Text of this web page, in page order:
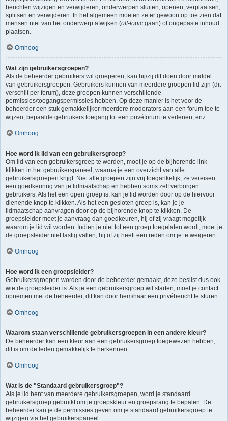
berichten wijzigen en verwijderen; onderwerpen sluiten, openen, verplaatsen,
splitsen en verwijderen. In het algemeen moeten ze er gewoon op toe zien dat
mensen niet van het onderwerp afwijken (off-topic gaan) of ongepaste inhoud
plaatsen.
Omhoog
Wat zijn gebruikersgroepen?
Als de beheerder gebruikers wil groeperen, kan hij/zij dit doen door middel
van gebruikersgroepen. Gebruikers kunnen van meerdere groepen lid zijn (dit
verschilt per forum), deze groepen kunnen verschillende
permissies/toegangspermissies hebben. Op deze manier is het voor de
beheerder een stuk gemakkelijker meerdere moderators aan een forum toe te
wijzen, bepaalde gebruikers toegang tot een privéforum te verlenen, enz.
Omhoog
Hoe word ik lid van een gebruikersgroep?
Om lid van een gebruikersgroep te worden, moet je op de bijhorende link
klikken in het gebruikerspaneel, waarna je een overzicht van alle
gebruikersgroepen krijgt. Niet alle groepen zijn vrij toegankelijk, ze vereisen
een goedkeuring van je lidmaatschap en hebben soms zelf verborgen
gebruikers. Als het een open groep is, kan je lid worden door op de hiervoor
dienende knop te klikken. Als het een gesloten groep is, kan je je
lidmaatschap aanvragen door op de bijhorende knop te klikken. De
groepsleider moet je aanvraag dan goedkeuren, hij of zij vraagt mogelijk
waarom je lid wil worden. Indien je niet tot een groep toegelaten wordt, moet je
de groepsleider niet lastig vallen, hij of zij heeft een reden om je te weigeren.
Omhoog
Hoe word ik een groepsleider?
Gebruikersgroepen worden door de beheerder gemaakt, deze beslist dus ook
wie de groepsleider is. Als je een gebruikersgroep wil starten, moet je contact
opnemen met de beheerder, dit kan door hem/haar een privébericht te sturen.
Omhoog
Waarom staan verschillende gebruikersgroepen in een andere kleur?
De beheerder kan een kleur aan een gebruikersgroep toegewezen hebben,
dit is om de leden gemakkelijk te herkennen.
Omhoog
Wat is de "Standaard gebruikersgroep"?
Als je lid bent van meerdere gebruikersgroepen, word je standaard
gebruikersgroep gebruikt om je groepskleur en groepsrang te bepalen. De
beheerder kan je de permissies geven om je standaard gebruikersgroep te
wijzigen via het gebruikerspaneel.